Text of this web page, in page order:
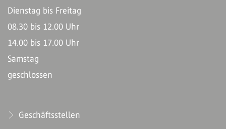
Dienstag bis Freitag
08.30 bis 12.00 Uhr
14.00 bis 17.00 Uhr
Samstag
geschlossen
Geschäftsstellen